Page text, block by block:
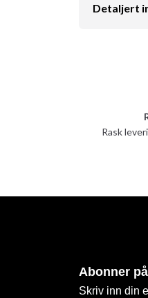
Detaljert
Rask
Abonner
Skriv inn din